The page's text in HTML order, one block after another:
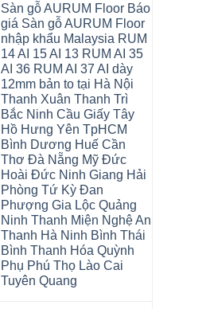
Sàn gỗ AURUM Floor Báo
giá Sàn gỗ AURUM Floor
nhập khẩu Malaysia RUM
14 AI 15 AI 13 RUM AI 35
AI 36 RUM AI 37 AI dày
12mm bản to tại Hà Nội
Thanh Xuân Thanh Trì
Bắc Ninh Cầu Giấy Tây
Hồ Hưng Yên TpHCM
Bình Dương Huế Cần
Thơ Đà Nẵng Mỹ Đức
Hoài Đức Ninh Giang Hải
Phòng Tứ Kỳ Đan
Phượng Gia Lộc Quảng
Ninh Thanh Miện Nghệ An
Thanh Hà Ninh Bình Thái
Bình Thanh Hóa Quỳnh
Phụ Phú Thọ Lào Cai
Tuyên Quang